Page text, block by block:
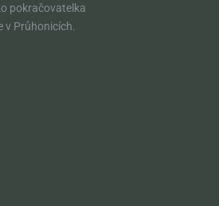
pokračovatelka
v Průhonicích.​